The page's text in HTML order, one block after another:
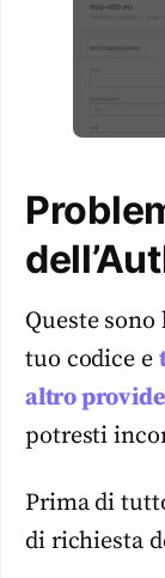
Queste
tuo codice e
altro
potresti
Prima di
di richiesta